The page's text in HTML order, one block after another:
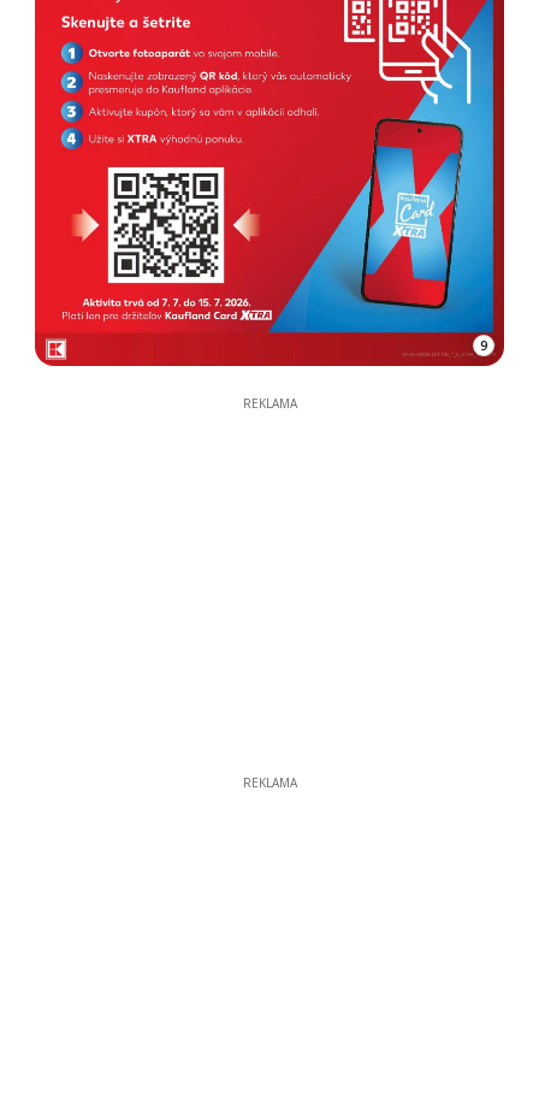
9
REKLAMA
REKLAMA